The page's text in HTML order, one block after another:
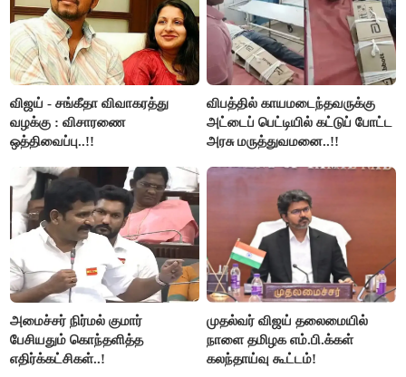
விஜய் - சங்கீதா விவாகரத்து
வழக்கு : விசாரணை
ஒத்திவைப்பு..!!
விபத்தில் காயமடைந்தவருக்கு
அட்டைப் பெட்டியில் கட்டுப் போட்ட
அரசு மருத்துவமனை..!!
அமைச்சர் நிர்மல் குமார்
பேசியதும் கொந்தளித்த
எதிர்க்கட்சிகள்..!
முதல்வர் விஜய் தலைமையில்
நாளை தமிழக எம்.பி.க்கள்
கலந்தாய்வு கூட்டம்!